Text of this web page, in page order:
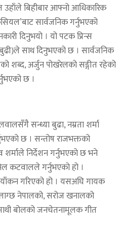
उहाँले बिहीबार आफ्नो आधिकारिक
सार्वजनिक गर्नुभएको
दिनुभयो । यो पटक प्रिन्स
साथ दिनुभएको छ । सार्वजनिक
शब्द, अर्जुन पोखरेलको सङ्गीत रहेको
छ ।
सन्ध्या बुढा, नम्रता शर्मा
छ । सन्तोष राजभक्तको
शर्माले निर्देशन गर्नुभएको छ भने
कटवालले गर्नुभएको हो ।
गरिएको हो । यसअघि गायक
नेपालको, सरोज खनालको
बोलको जनचेतनामूलक गीत